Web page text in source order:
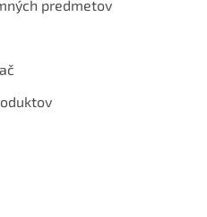
predmetov